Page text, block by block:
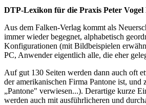
DTP-Lexikon für die Praxis Peter Vogel
Aus dem Falken-Verlag kommt als
immer wieder begegnet, alphabetisch
Konfigurationen (mit Bildbeispielen
PC, Anwender eigentlich alle, die eher
Auf gut 130 Seiten werden dann auch oft
der amerikanischen Firma Pantone ist,
„Pantone" verwiesen...). Derartige kurze
werden auch mit ausführlicheren und